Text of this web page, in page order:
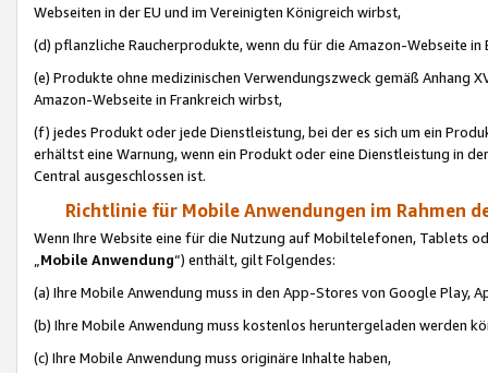
Webseiten in der EU und im Vereinigten Königreich wirbst,
(d) pflanzliche Raucherprodukte, wenn du für die Amazon-Webseite in
(e) Produkte ohne medizinischen Verwendungszweck gemäß Anhang
Amazon-Webseite in Frankreich wirbst,
(f) jedes Produkt oder jede Dienstleistung, bei der es sich um ein
erhältst eine Warnung, wenn ein Produkt oder eine Dienstleistung in
Central ausgeschlossen ist.
Richtlinie für Mobile Anwendungen im Rahmen
Wenn Ihre Website eine für die Nutzung auf Mobiltelefonen, Tablets
„Mobile Anwendung“) enthält, gilt Folgendes:
(a) Ihre Mobile Anwendung muss in den App-Stores von Google Play,
(b) Ihre Mobile Anwendung muss kostenlos heruntergeladen werden
(c) Ihre Mobile Anwendung muss originäre Inhalte haben,